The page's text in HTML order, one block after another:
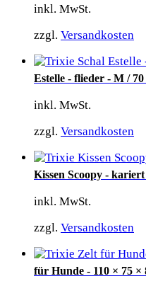
inkl. MwSt.
zzgl. Versandkosten
Estelle - flieder - M / 70
inkl. MwSt.
zzgl. Versandkosten
Kissen Scoopy -
inkl. MwSt.
zzgl. Versandkosten
für Hunde - 110 × 75 ×